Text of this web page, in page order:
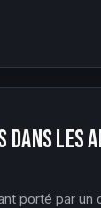
les
porté par